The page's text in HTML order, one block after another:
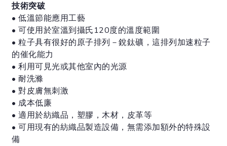
技術突破
• 低溫節能應用工藝
• 可使用於室溫到攝氏120度的溫度範圍
• 粒子具有很好的原子排列－銳鈦礦，這排列加速粒子
的催化能力
• 利用可見光或其他室內的光源
• 耐洗滌
• 對皮膚無刺激
• 成本低廉
• 適用於紡織品，塑膠，木材，皮革等
• 可用現有的紡織品製造設備，無需添加額外的特殊設
備